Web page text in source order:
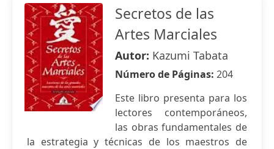
Secretos de las
Artes Marciales
Autor: Kazumi Tabata
Número de Páginas: 204
Este libro presenta para los
lectores contemporáneos,
las obras fundamentales de
la estrategia y técnicas de los maestros de